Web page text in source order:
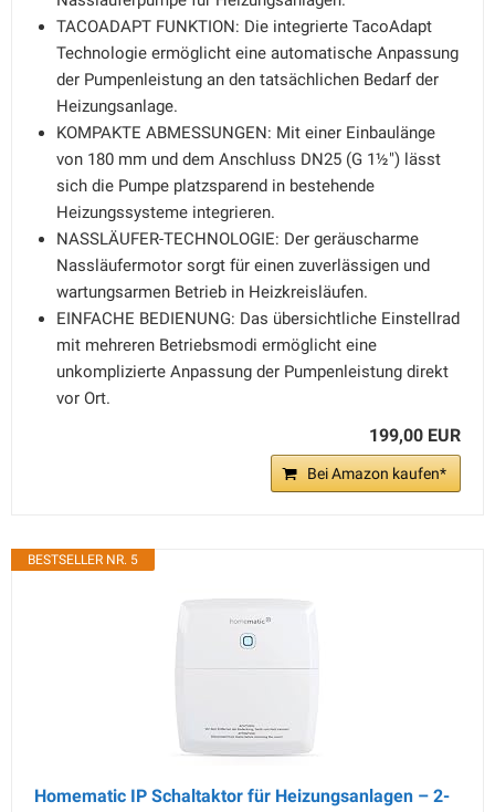
TACOADAPT FUNKTION: Die integrierte TacoAdapt
Technologie ermöglicht eine automatische Anpassung
der Pumpenleistung an den tatsächlichen Bedarf der
Heizungsanlage.
KOMPAKTE ABMESSUNGEN: Mit einer Einbaulänge
von 180 mm und dem Anschluss DN25 (G 1½") lässt
sich die Pumpe platzsparend in bestehende
Heizungssysteme integrieren.
NASSLÄUFER-TECHNOLOGIE: Der geräuscharme
Nassläufermotor sorgt für einen zuverlässigen und
wartungsarmen Betrieb in Heizkreisläufen.
EINFACHE BEDIENUNG: Das übersichtliche Einstellrad
mit mehreren Betriebsmodi ermöglicht eine
unkomplizierte Anpassung der Pumpenleistung direkt
vor Ort.
199,00 EUR
Bei Amazon kaufen*
BESTSELLER NR. 5
Homematic IP Schaltaktor für Heizungsanlagen – 2-